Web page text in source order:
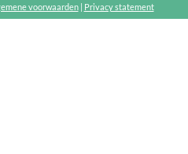
voorwaarden| Privacy statement